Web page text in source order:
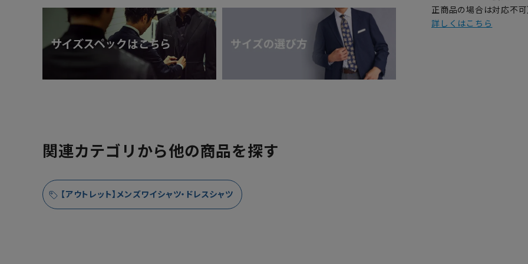
正商品の場合は対応不
詳しくはこちら
関連カテゴリから他の商品を探す
【アウトレット】メンズワイシャツ・ドレスシャツ